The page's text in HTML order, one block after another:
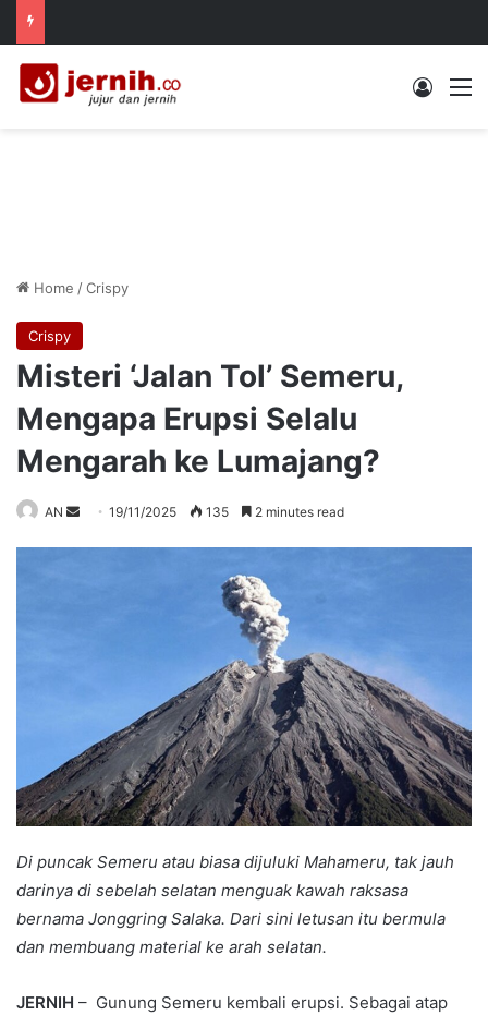
Log In
Home /Crispy
Crispy
Misteri ‘Jalan Tol’ Semeru,
Mengapa Erupsi Selalu
Mengarah ke Lumajang?
AN
Send19/11/2025 135 2 minutes read
Di puncak Semeru atau biasa dijuluki Mahameru, tak jauh
darinya di sebelah selatan menguak kawah raksasa
bernama Jonggring Salaka. Dari sini letusan itu bermula
dan membuang material ke arah selatan.
JERNIH – Gunung Semeru kembali erupsi. Sebagai atap